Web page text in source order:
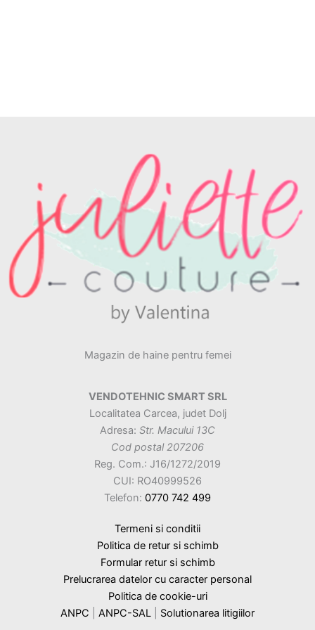
Magazin de haine pentru femei
VENDOTEHNIC SMART SRL
Localitatea Carcea, judet Dolj
Adresa: Str. Macului 13C
Cod postal 207206
Reg. Com.: J16/1272/2019
CUI: RO40999526
Telefon: 0770 742 499
Termeni si conditii
Politica de retur si schimb
Formular retur si schimb
Prelucrarea datelor cu caracter personal
Politica de cookie-uri
ANPC
ANPC-SAL Solutionarea litigiilor